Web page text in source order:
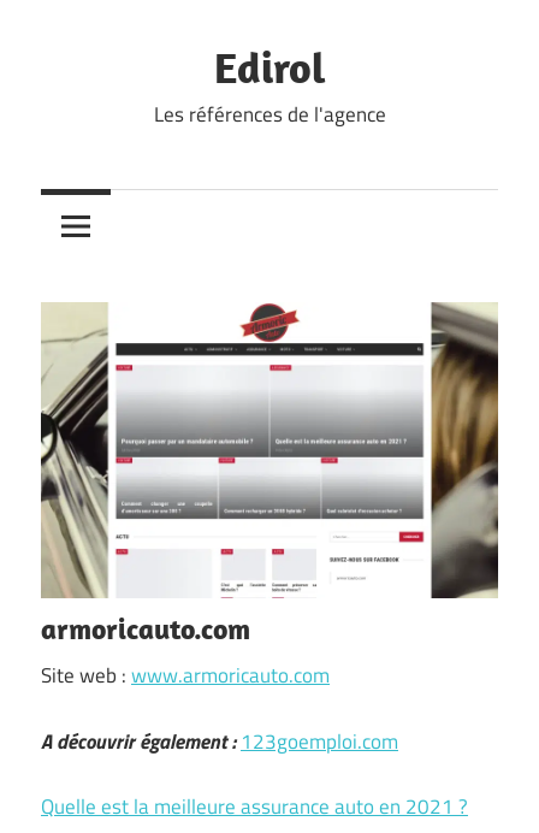
Edirol
Les références de l'agence
armoricauto.com
Site web :www.armoricauto.com
A découvrir également : 123goemploi.com
Quelle est la meilleure assurance auto en 2021 ?